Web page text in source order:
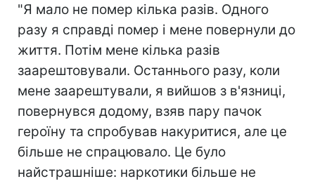
"Я мало не помер кілька разів. Одного
разу я справді помер і мене повернули до
життя. Потім мене кілька разів
заарештовували. Останнього разу, коли
мене заарештували, я вийшов з в'язниці,
повернувся додому, взяв пару пачок
героїну та спробував накуритися, але це
більше не спрацювало. Це було
найстрашніше: наркотики більше не